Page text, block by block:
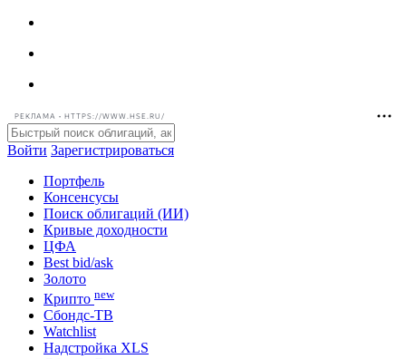
РЕКЛАМА • HTTPS://WWW.HSE.RU/
Войти Зарегистрироваться
Портфель
Консенсусы
Поиск облигаций (ИИ)
Кривые доходности
ЦФА
Best bid/ask
Золото
new